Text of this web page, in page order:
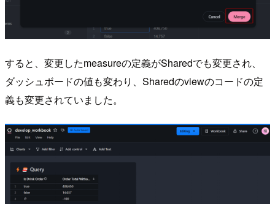
すると、変更したmeasureの定義がSharedでも変更され、
ダッシュボードの値も変わり、Sharedのviewのコードの定
義も変更されていました。